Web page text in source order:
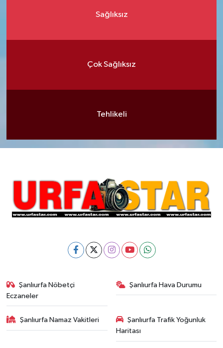
Sağlıksız
Çok Sağlıksız
Tehlikeli
Şanlıurfa Nöbetçi
Eczaneler
Şanlıurfa Hava Durumu
Şanlıurfa Namaz Vakitleri
Şanlıurfa Trafik Yoğunluk
Haritası